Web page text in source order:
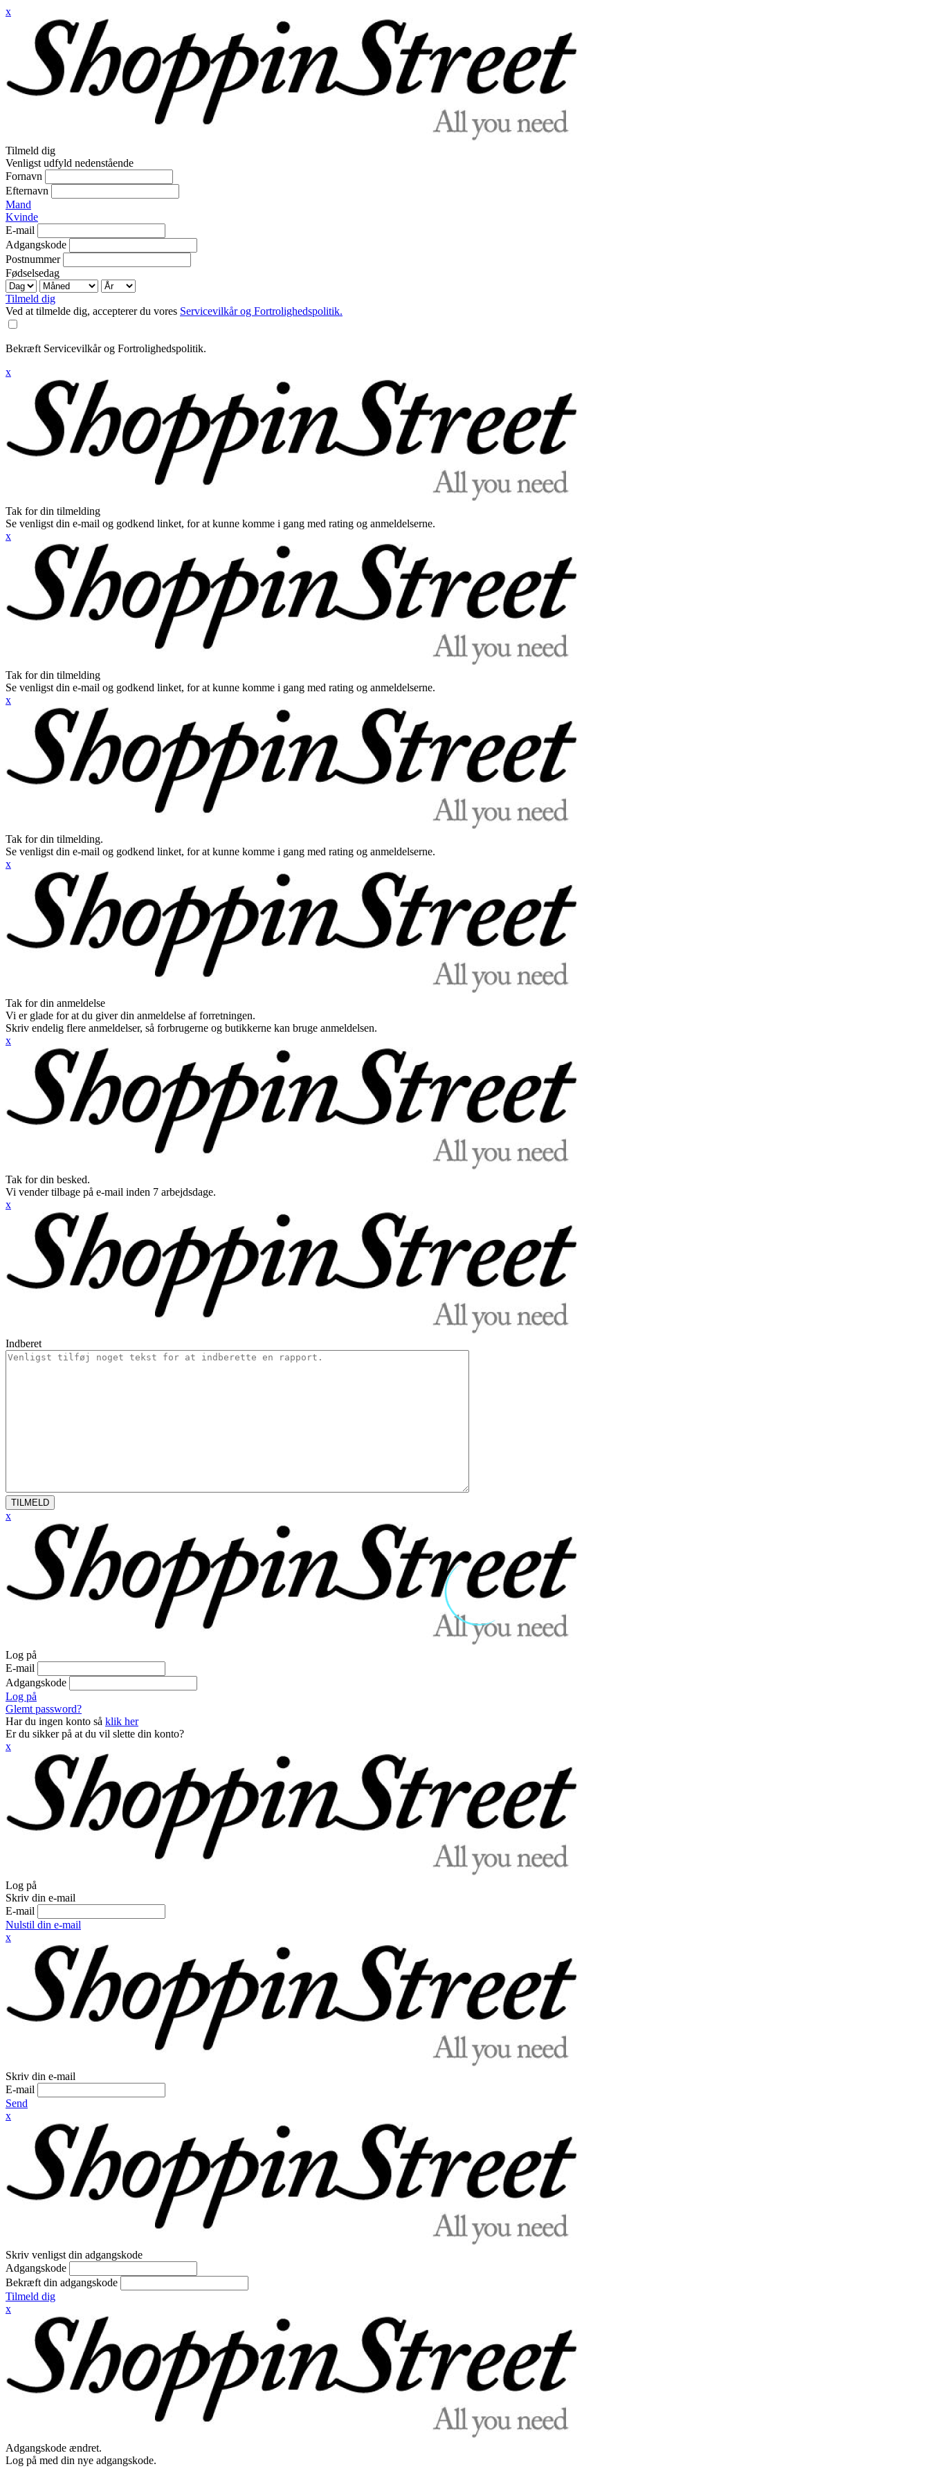
x
Tilmeld dig
Venligst udfyld nedenstående
Fornavn
Efternavn
Mand
Kvinde
E-mail
Adgangskode
Postnummer
Fødselsedag
Tilmeld dig
Ved at tilmelde dig, accepterer du vores Servicevilkår og Fortrolighedspolitik.
Bekræft Servicevilkår og Fortrolighedspolitik.
x
Tak for din tilmelding
Se venligst din e-mail og godkend linket, for at kunne komme i gang med rating og anmeldelserne.
x
Tak for din tilmelding
Se venligst din e-mail og godkend linket, for at kunne komme i gang med rating og anmeldelserne.
x
Tak for din tilmelding.
Se venligst din e-mail og godkend linket, for at kunne komme i gang med rating og anmeldelserne.
x
Tak for din anmeldelse
Vi er glade for at du giver din anmeldelse af forretningen.
Skriv endelig flere anmeldelser, så forbrugerne og butikkerne kan bruge anmeldelsen.
x
Tak for din besked.
Vi vender tilbage på e-mail inden 7 arbejdsdage.
x
Indberet
TILMELD
x
Log på
E-mail
Adgangskode
Log på
Glemt password?
Har du ingen konto så klik her
Er du sikker på at du vil slette din konto?
x
Log på
Skriv din e-mail
E-mail
Nulstil din e-mail
x
Skriv din e-mail
E-mail
Send
x
Skriv venligst din adgangskode
Adgangskode
Bekræft din adgangskode
Tilmeld dig
x
Adgangskode ændret.
Log på med din nye adgangskode.